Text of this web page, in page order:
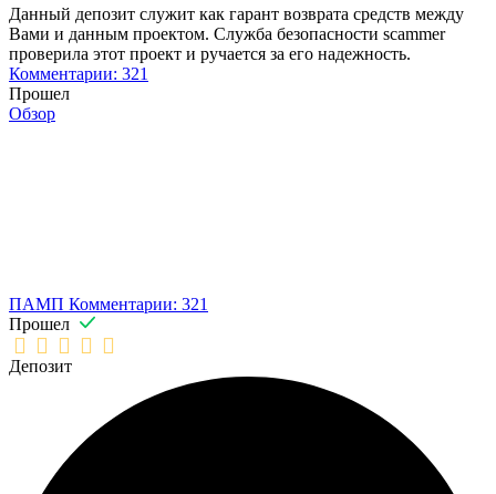
Данный депозит служит как гарант возврата средств между
Вами и данным проектом. Служба безопасности scammer
проверила этот проект и ручается за его надежность.
Комментарии: 321
Прошел
Обзор
ПАМП Комментарии: 321
Прошел
Депозит